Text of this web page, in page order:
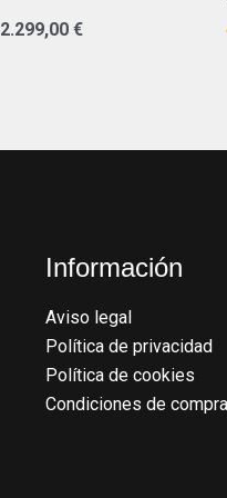
2.299,00 €
Información
Aviso legal
Política de privacidad
Política de cookies
Condiciones de compra